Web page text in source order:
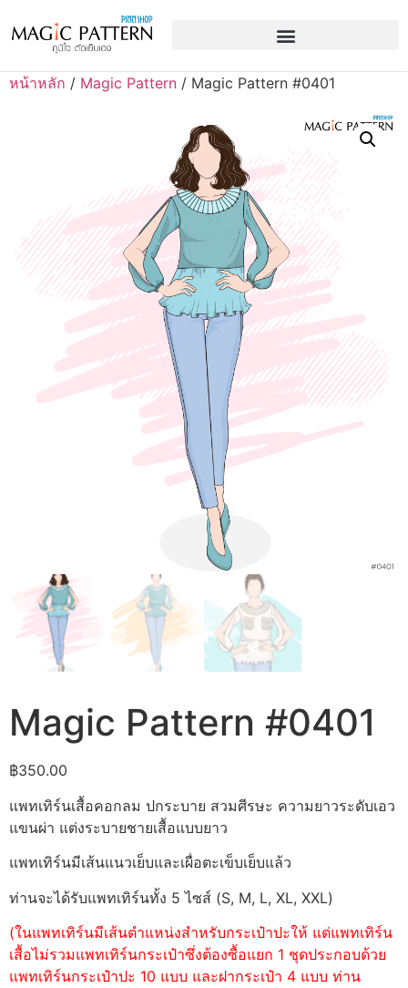
หน้าหลัก / Magic Pattern / Magic Pattern #0401
Magic Pattern #0401
฿350.00
แพทเทิร์นเสื้อคอกลม ปกระบาย สวมศีรษะ ความยาวระดับเอว
แขนผ่า แต่งระบายชายเสื้อแบบยาว
แพทเทิร์นมีเส้นแนวเย็บและเผื่อตะเข็บเย็บแล้ว
ท่านจะได้รับแพทเทิร์นทั้ง 5 ไซส์ (S, M, L, XL, XXL)
(ในแพทเทิร์นมีเส้นตำแหน่งสำหรับกระเป๋าปะให้ แต่แพทเทิร์น
เสื้อไม่รวมแพทเทิร์นกระเป๋าซึ่งต้องซื้อแยก 1 ชุดประกอบด้วย
แพทเทิร์นกระเป๋าปะ 10 แบบ และฝากระเป๋า 4 แบบ ท่าน